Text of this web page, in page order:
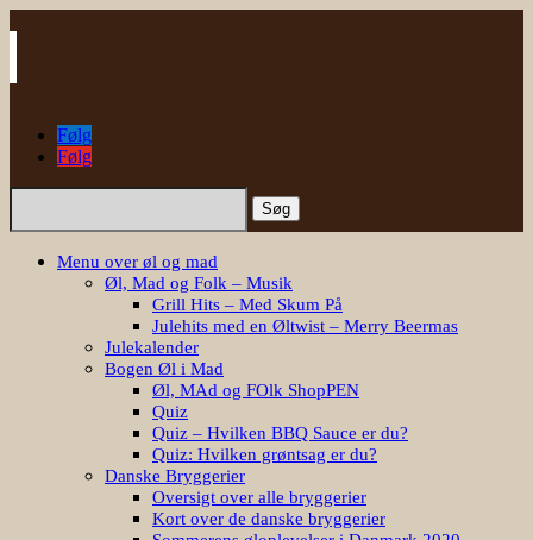
Følg
Følg
Søg
Menu over øl og mad
Øl, Mad og Folk – Musik
Grill Hits – Med Skum På
Julehits med en Øltwist – Merry Beermas
Julekalender
Bogen Øl i Mad
Øl, MAd og FOlk ShopPEN
Quiz
Quiz – Hvilken BBQ Sauce er du?
Quiz: Hvilken grøntsag er du?
Danske Bryggerier
Oversigt over alle bryggerier
Kort over de danske bryggerier